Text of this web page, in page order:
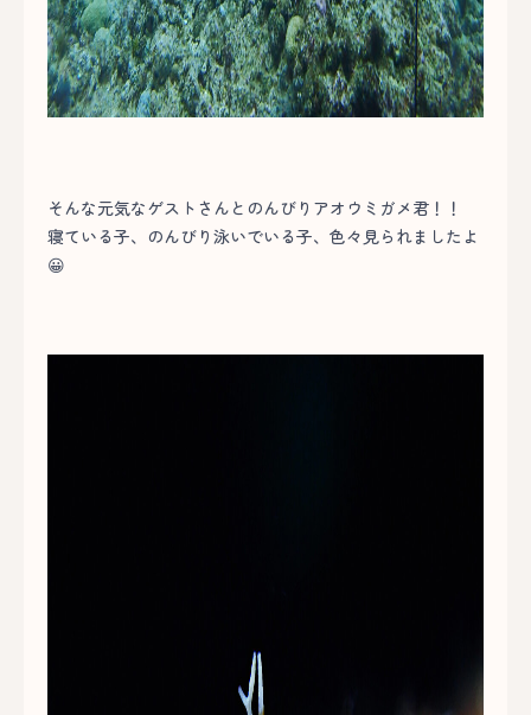
そんな元気なゲストさんとのんびりアオウミガメ君！！
寝ている子、のんびり泳いでいる子、色々見られましたよ
😀